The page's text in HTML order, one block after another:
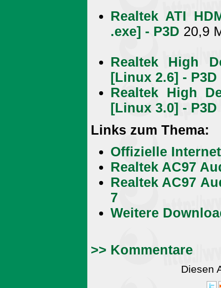
Realtek ATI
.exe] - P3D 20,9
Realtek High
[Linux 2.6] - P3D
Realtek High
[Linux 3.0] - P3D
Links zum Thema:
Offizielle
Realtek AC97
Realtek AC97
7
Weitere
>> Kommentare
Diesen